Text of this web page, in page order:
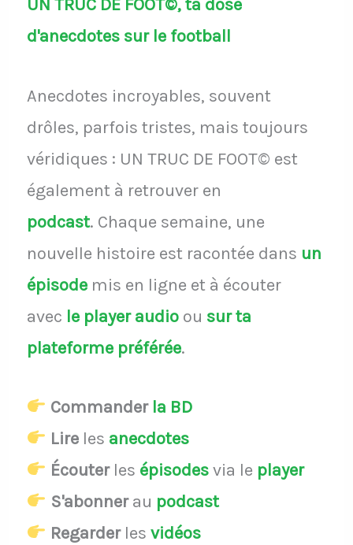
UN TRUC DE FOOT©, ta dose
d'anecdotes sur le football
Anecdotes incroyables, souvent
drôles, parfois tristes, mais toujours
véridiques : UN TRUC DE FOOT© est
également à retrouver en
podcast. Chaque semaine, une
nouvelle histoire est racontée dans un
épisodemis en ligne et à écouter
avec le player audio ou sur ta
plateforme préférée.
Commander la BD
Lireles anecdotes
Écouterles épisodesvia le player
S'abonnerau podcast
Regarderles vidéos